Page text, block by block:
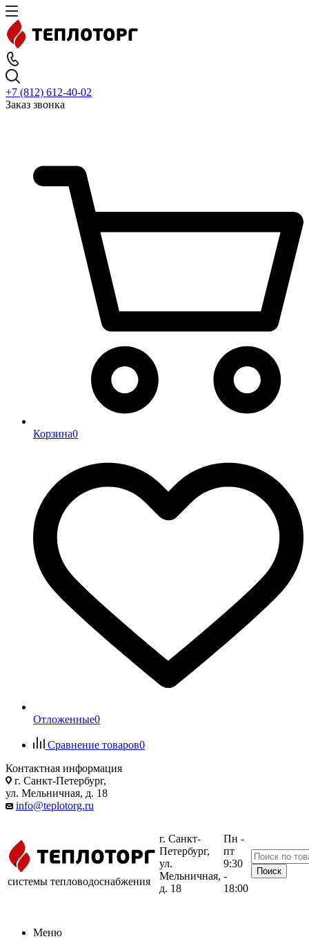
+7 (812) 612-40-02
Заказ звонка
Корзина0
Отложенные0
Сравнение товаров0
Контактная информация
г. Санкт-Петербург,
ул. Мельничная, д. 18
info@teplotorg.ru
системы тепловодоснабжения
г. Санкт-
Петербург,
ул.
Мельничная,
д. 18
Пн -
пт
9:30
-
18:00
Меню